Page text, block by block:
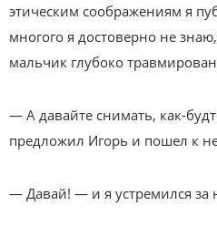
этическим соображениям я
многого я достоверно не
мальчик глубоко
— А давайте снимать, как-
предложил Игорь и пошел к
— Давай! — и я устремился за